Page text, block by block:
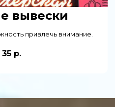
вывески
привлечь внимание.
35 р.